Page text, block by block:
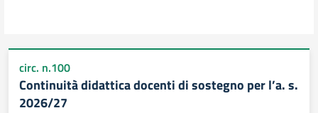
circ. n.100
Continuità didattica docenti di sostegno per l’a. s.
2026/27